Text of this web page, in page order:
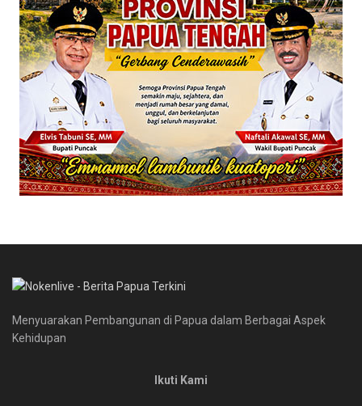
Menyuarakan Pembangunan di Papua dalam Berbagai Aspek
Kehidupan
Ikuti Kami